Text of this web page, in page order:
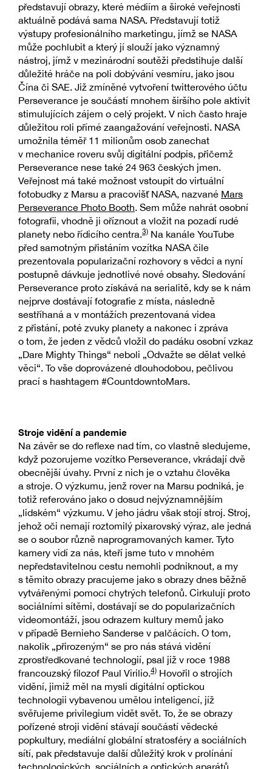
představují obrazy, které médiím a široké veřejnosti
aktuálně podává sama NASA. Představují totiž
výstupy profesionálního marketingu, jímž se NASA
může pochlubit a který jí slouží jako významný
nástroj, jímž v mezinárodní soutěži předstihuje další
důležité hráče na poli dobývání vesmíru, jako jsou
Čína či SAE. Již zmíněné vytvoření twitterového účtu
Perseverance je součástí mnohem širšího pole aktivit
stimulujících zájem o celý projekt. V nich často hraje
důležitou roli přímé zaangažování veřejnosti. NASA
umožnila téměř 11 milionům osob zanechat
v mechanice roveru svůj digitální podpis, přičemž
Perseverance nese také 24 963 českých jmen.
Veřejnost má také možnost vstoupit do virtuální
fotobudky z Marsu a pracovišť NASA, nazvané Mars
Perseverance Photo Booth. Sem může nahrát osobní
fotografii, vhodně ji oříznout a vložit na pozadí rudé
planety nebo řídicího centra.3) Na kanále YouTube
před samotným přistáním vozítka NASA čile
prezentovala popularizační rozhovory s vědci a nyní
postupně dávkuje jednotlivé nové obsahy. Sledování
Perseverance proto získává na serialitě, kdy se k nám
nejprve dostávají fotografie z místa, následně
sestříhaná a v montážích prezentovaná videa
z přistání, poté zvuky planety a nakonec i zpráva
o tom, že jeden z vědců vložil do padáku osobní vzkaz
„Dare Mighty Things“ neboli „Odvažte se dělat velké
věci“. To vše doprovázené dlouhodobou, pečlivou
prací s hashtagem #CountdowntoMars.
Stroje vidění a pandemie
Na závěr se do reflexe nad tím, co vlastně sledujeme,
když pozorujeme vozítko Perseverance, vkrádají dvě
obecnější úvahy. První z nich je o vztahu člověka
a stroje. O výzkumu, jenž rover na Marsu podniká, je
totiž referováno jako o dosud nejvýznamnějším
„lidském“ výzkumu. V jeho jádru však stojí stroj. Stroj,
jehož oči nemají roztomilý pixarovský výraz, ale jedná
se o soubor různě naprogramovaných kamer. Tyto
kamery vidí za nás, kteří jsme tuto v mnohém
nepředstavitelnou cestu nemohli podniknout, a my
s těmito obrazy pracujeme jako s obrazy dnes běžně
vytvářenými pomocí chytrých telefonů. Cirkulují proto
sociálními sítěmi, dostávají se do popularizačních
videomontáží, jsou odrazem kultury memů jako
v případě Bernieho Sanderse v palčácích. O tom,
nakolik „přirozeným“ se pro nás stává vidění
zprostředkované technologií, psal již v roce 1988
francouzský filozof Paul Virilio.4) Hovořil o strojích
vidění, jimiž měl na mysli digitální optickou
technologii vybavenou umělou inteligencí, jíž
svěřujeme privilegium vidět svět. To, že se obrazy
pořízené stroji vidění stávají součástí vědecké
popkultury, mediální globální stratosféry a sociálních
sítí, pak představuje další důležitý krok v prolínání
technologických, sociálních a optických aparátů.